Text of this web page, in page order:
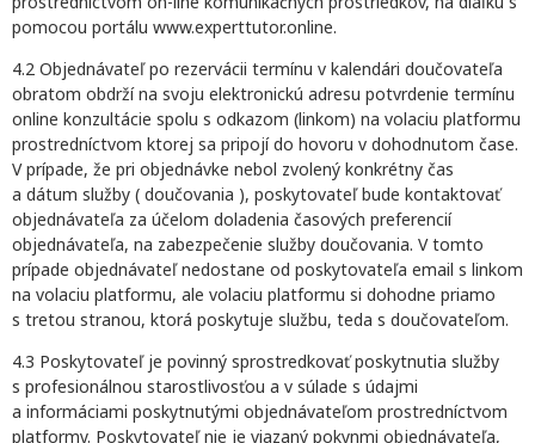
pomocou portálu www.experttutor.online.
4.2 Objednávateľ po rezervácii termínu v kalendári doučovateľa
obratom obdrží na svoju elektronickú adresu potvrdenie termínu
online konzultácie spolu s odkazom (linkom) na volaciu platformu
prostredníctvom ktorej sa pripojí do hovoru v dohodnutom čase.
V prípade, že pri objednávke nebol zvolený konkrétny čas
a dátum služby ( doučovania ), poskytovateľ bude kontaktovať
objednávateľa za účelom doladenia časových preferencií
objednávateľa, na zabezpečenie služby doučovania. V tomto
prípade objednávateľ nedostane od poskytovateľa email s linkom
na volaciu platformu, ale volaciu platformu si dohodne priamo
s tretou stranou, ktorá poskytuje službu, teda s doučovateľom.
4.3 Poskytovateľ je povinný sprostredkovať poskytnutia služby
s profesionálnou starostlivosťou a v súlade s údajmi
a informáciami poskytnutými objednávateľom prostredníctvom
platformy. Poskytovateľ nie je viazaný pokynmi objednávateľa,